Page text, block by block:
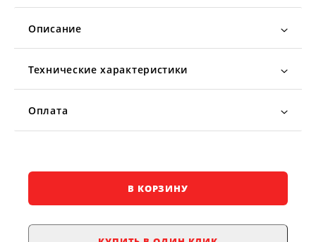
Описание
Технические характеристики
Оплата
В КОРЗИНУ